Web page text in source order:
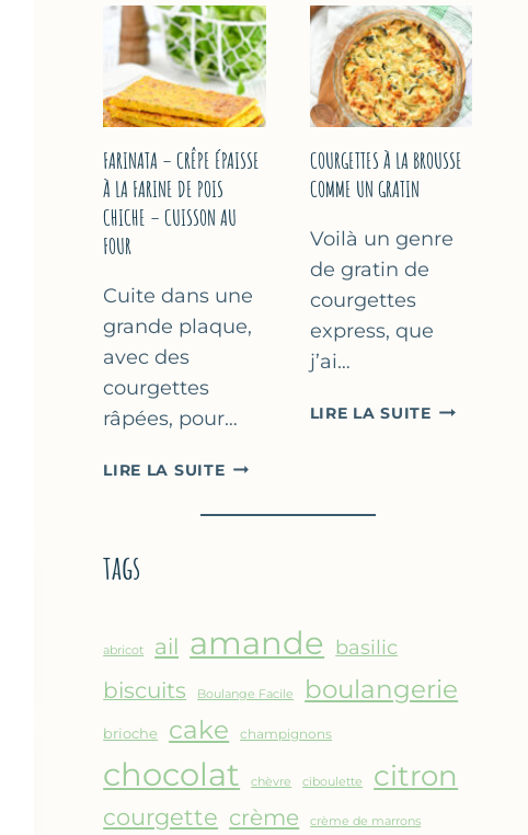
&
YAOURT
GREC
–
SANS
À
LA
BIÈRE
–
COMME
MARSEILLE
FARINATA – CRÊPE ÉPAISSE
À LA FARINE DE POIS
CHICHE – CUISSON AU
FOUR
Cuite dans une
grande plaque,
avec des
courgettes
râpées, pour…
LIRE LA SUITEFARINATA
CRÊPE
DE
CHICHE
CUISSON
AU
FOUR
COURGETTES À LA BROUSSE
COMME UN GRATIN
Voilà un genre
de gratin de
courgettes
express, que
j’ai…
LIRE LA SUITE
tags
abricot ail amande basilic
biscuits Boulange Facile boulangerie
brioche cake champignons
chocolat chèvre ciboulette citron
courgette crème crème de marrons